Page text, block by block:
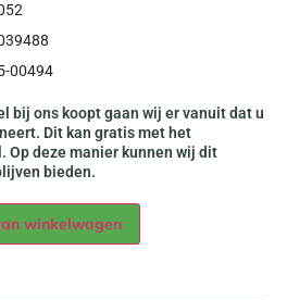
00494
bij ons koopt gaan wij er vanuit dat u
Dit kan gratis met het
Op deze manier kunnen wij dit
bieden.
winkelwagen